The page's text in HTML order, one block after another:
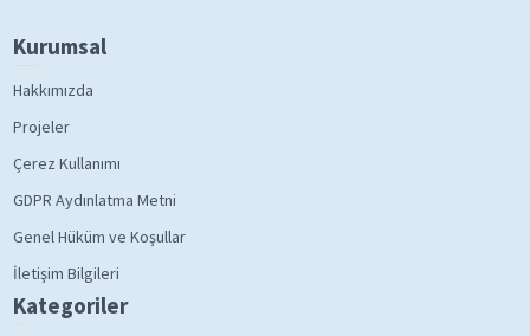
Kurumsal
Hakkımızda
Projeler
Çerez Kullanımı
GDPR Aydınlatma Metni
Genel Hüküm ve Koşullar
İletişim Bilgileri
Kategoriler